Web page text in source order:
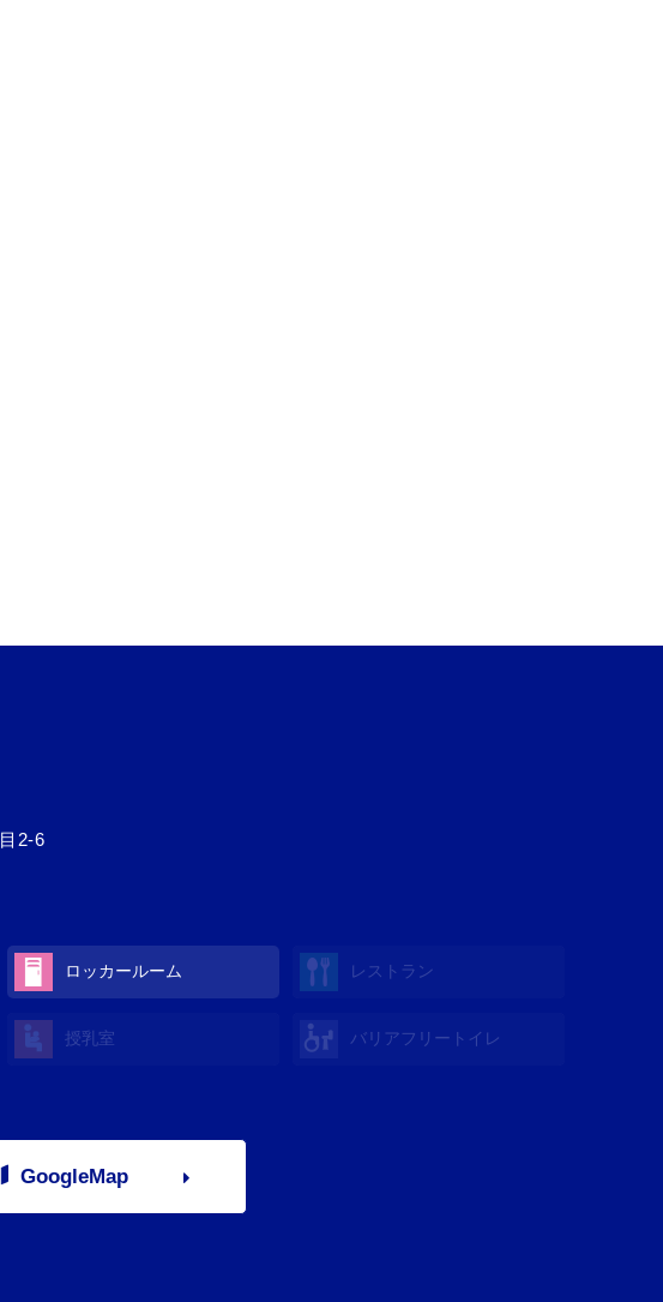
2-6
ロッカールーム レストラン
授乳室 バリアフリートイレ
GoogleMap